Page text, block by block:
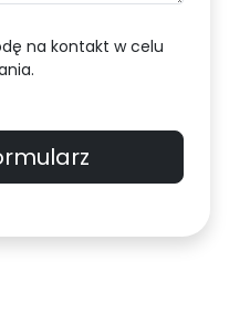
na kontakt w celu